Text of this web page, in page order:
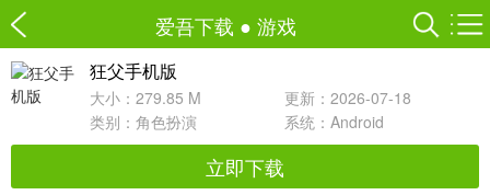
爱吾下载 ● 游戏
狂父手机版
大小：279.85 M
更新：2026-07-18
类别： 角色扮演 系统：Android
立即下载